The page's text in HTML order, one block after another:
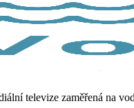
televize zaměřená na